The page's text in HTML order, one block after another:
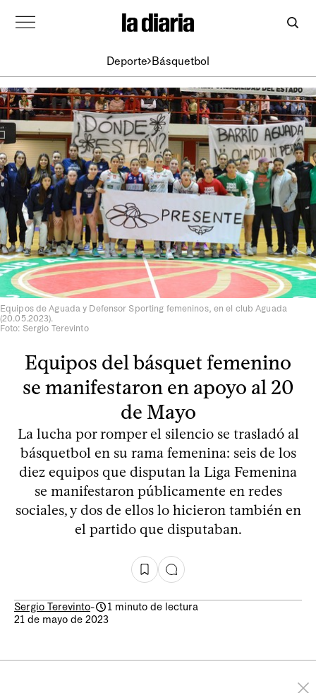
Deporte Básquetbol
Equipos de Aguada y Defensor Sporting femeninos, en el club Aguada
(20.05.2023).
Foto: Sergio Terevinto
Equipos del básquet femenino
se manifestaron en apoyo al 20
de Mayo
La lucha por romper el silencio se trasladó al
básquetbol en su rama femenina: seis de los
diez equipos que disputan la Liga Femenina
se manifestaron públicamente en redes
sociales, y dos de ellos lo hicieron también en
el partido que disputaban.
Sergio Terevinto-
1 minuto de lectura
21 de mayo de 2023